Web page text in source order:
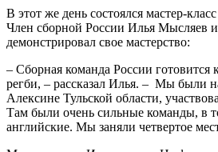
В этот же день состоялся мастер-­
Член сборной России Илья Мысляев
демонстрировал свое мастерство:
– Сборная команда России
регби, – рассказал Илья. – Мы были
Алексине Тульской области,
Там были очень сильные команды, в
английские. Мы заняли четвертое